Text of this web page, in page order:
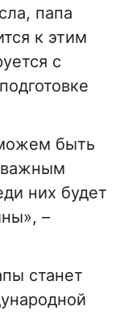
папа
к этим
с
быть
важным
них будет
–
станет